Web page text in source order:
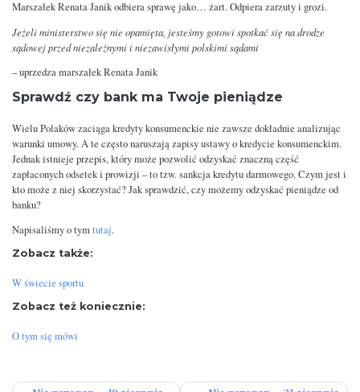
Marszałek Renata Janik odbiera sprawę jako… żart. Odpiera zarzuty i grozi.
Jeżeli ministerstwo się nie opamięta, jesteśmy gotowi spotkać się na drodze
sądowej przed niezależnymi i niezawisłymi polskimi sądami
– uprzedza marszałek Renata Janik
Sprawdź czy bank ma Twoje pieniądze
Wielu Polaków zaciąga kredyty konsumenckie nie zawsze dokładnie analizując
warunki umowy. A te często naruszają zapisy ustawy o kredycie konsumenckim.
Jednak istnieje przepis, który może pozwolić odzyskać znaczną część
zapłaconych odsetek i prowizji – to tzw. sankcja kredytu darmowego. Czym jest i
kto może z niej skorzystać? Jak sprawdzić, czy możemy odzyskać pieniądze od
banku?
Napisaliśmy o tymtutaj.
Zobacz także:
W świecie sportu
Zobacz też koniecznie:
O tym się mówi